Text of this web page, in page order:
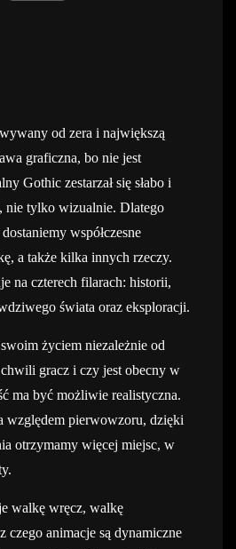
od zera i największą
graficzna, bo nie jest
Gothic zestarzał się słabo i
nie tylko wizualnie. Dlatego
współczesne
a także kilka innych rzeczy.
na czterech filarach: historii,
świata oraz eksploracji.
życiem niezależnie od
gracz i czy jest obecny w
ma być możliwie realistyczna.
względem pierwowzoru, dzięki
otrzymamy więcej miejsc, w
walkę wręcz, walkę
czego animacje są dynamiczne